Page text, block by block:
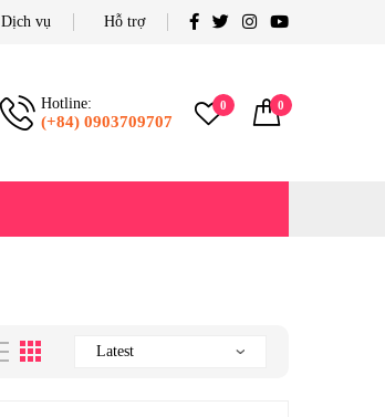
Dịch vụ Hỗ trợ
Hotline:
(+84) 0903709707
0 0